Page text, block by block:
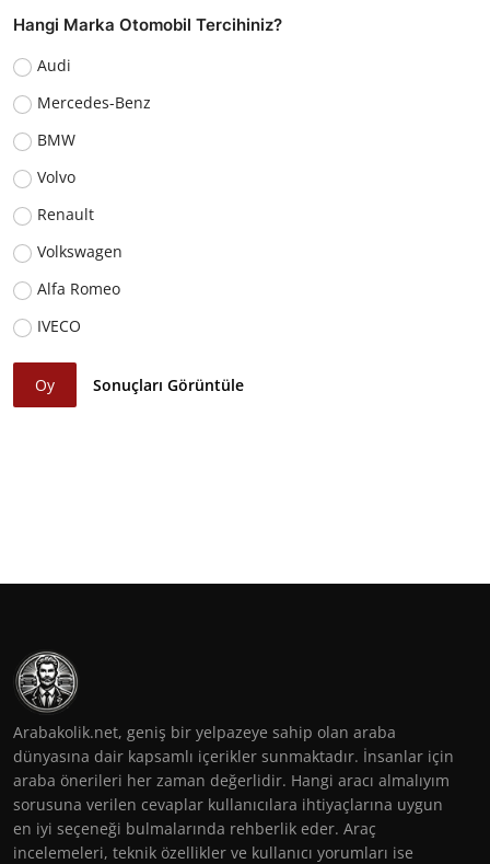
Hangi Marka Otomobil Tercihiniz?
Audi
Mercedes-Benz
BMW
Volvo
Renault
Volkswagen
Alfa Romeo
IVECO
Oy Sonuçları Görüntüle
Arabakolik.net, geniş bir yelpazeye sahip olan araba
dünyasına dair kapsamlı içerikler sunmaktadır. İnsanlar için
araba önerileri her zaman değerlidir. Hangi aracı almalıyım
sorusuna verilen cevaplar kullanıcılara ihtiyaçlarına uygun
en iyi seçeneği bulmalarında rehberlik eder. Araç
incelemeleri, teknik özellikler ve kullanıcı yorumları ise